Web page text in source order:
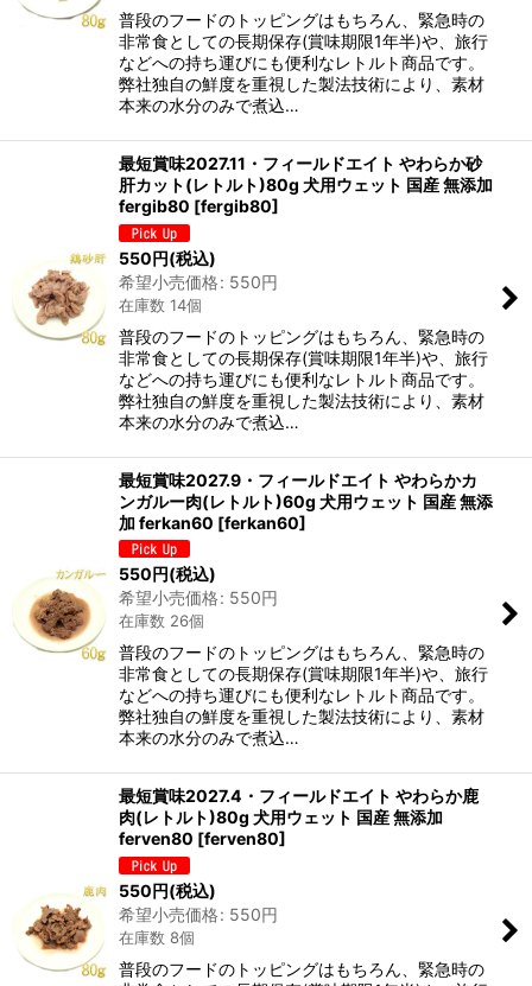
普段のフードのトッピングはもちろん、緊急時の
非常食としての長期保存(賞味期限1年半)や、旅行
などへの持ち運びにも便利なレトルト商品です。
弊社独自の鮮度を重視した製法技術により、素材
本来の水分のみで煮込…
最短賞味2027.11・フィールドエイト やわらか砂
肝カット(レトルト)80g 犬用ウェット 国産 無添加
fergib80 [fergib80]
550円(税込)
希望小売価格: 550円
在庫数 14個
普段のフードのトッピングはもちろん、緊急時の
非常食としての長期保存(賞味期限1年半)や、旅行
などへの持ち運びにも便利なレトルト商品です。
弊社独自の鮮度を重視した製法技術により、素材
本来の水分のみで煮込…
最短賞味2027.9・フィールドエイト やわらかカ
ンガルー肉(レトルト)60g 犬用ウェット 国産 無添
加 ferkan60 [ferkan60]
550円(税込)
希望小売価格: 550円
在庫数 26個
普段のフードのトッピングはもちろん、緊急時の
非常食としての長期保存(賞味期限1年半)や、旅行
などへの持ち運びにも便利なレトルト商品です。
弊社独自の鮮度を重視した製法技術により、素材
本来の水分のみで煮込…
最短賞味2027.4・フィールドエイト やわらか鹿
肉(レトルト)80g 犬用ウェット 国産 無添加
ferven80 [ferven80]
550円(税込)
希望小売価格: 550円
在庫数 8個
普段のフードのトッピングはもちろん、緊急時の